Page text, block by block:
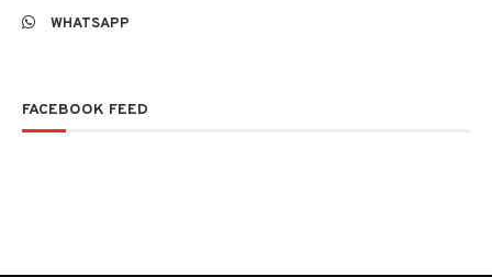
WHATSAPP
FACEBOOK FEED